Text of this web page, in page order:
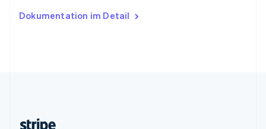
Dokumentation im Detail
English